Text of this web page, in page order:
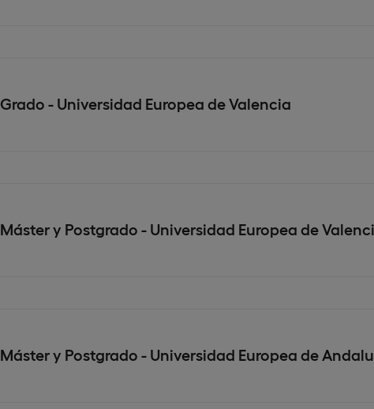
Grado - Universidad Europea de Valencia
Máster y Postgrado - Universidad Europea de
Máster y Postgrado - Universidad Europea de